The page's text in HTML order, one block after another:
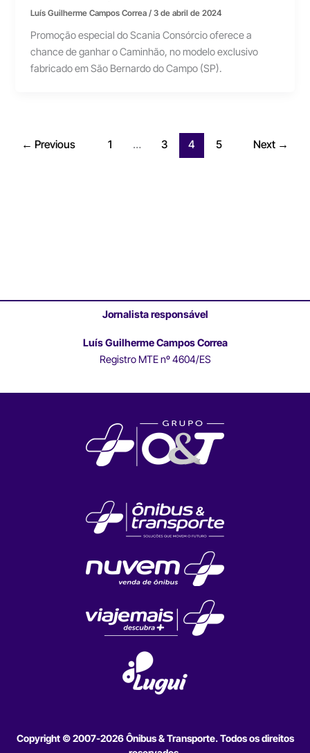
Luís Guilherme Campos Correa/3 de abril de 2024
Promoção especial do Scania Consórcio oferece a
chance de ganhar o Caminhão, no modelo exclusivo
fabricado em São Bernardo do Campo (SP).
← Previous 1 … 3 4 5 Next →
Jornalista responsável
Luís Guilherme Campos Correa
Registro MTE nº 4604/ES
Copyright © 2007-2026 Ônibus & Transporte. Todos os direitos